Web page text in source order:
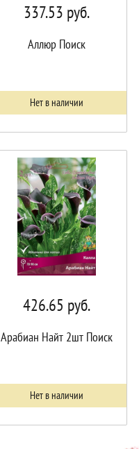
337.53 руб.
Аллюр Поиск
Нет в наличии
426.65 руб.
Арабиан Найт 2шт Поиск
Нет в наличии